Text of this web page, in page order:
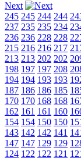
Next
245 245 244 244
237 235 235 234
236 236 228 228
215 216 216 217
213 213 202 202
198 197 197 208
194 194 193 193
187 186 186 185
170 170 168 168
162 161 161 160
154 154 150 150
143 142 142 141
147 147 129 129
124 122 122 121